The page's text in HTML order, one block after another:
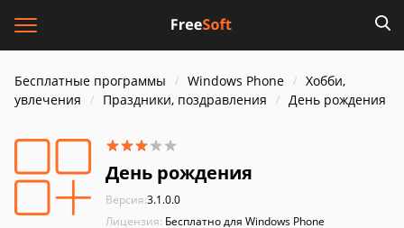
Бесплатные программы Windows Phone
Хобби,
увлечения
Праздники, поздравления День рождения
День рождения
Версия:3.1.0.0
Лицензия: Бесплатно для Windows Phone